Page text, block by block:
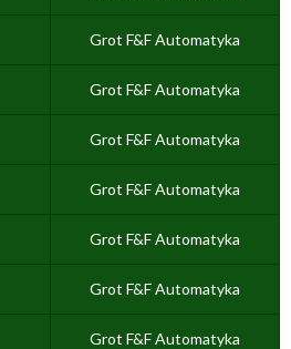
Grot F&F Automatyka
Grot F&F Automatyka
Grot F&F Automatyka
Grot F&F Automatyka
Grot F&F Automatyka
Grot F&F Automatyka
Grot F&F Automatyka